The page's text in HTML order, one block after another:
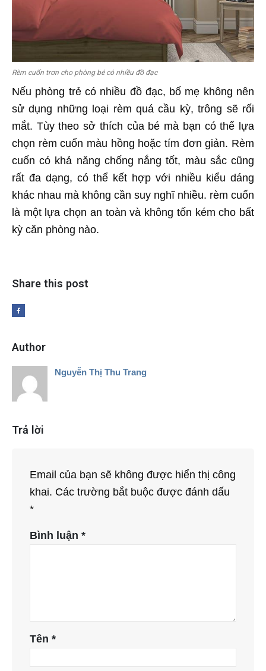
Rèm cuốn trơn cho phòng bé có nhiều đồ đạc
Nếu phòng trẻ có nhiều đồ đạc, bố mẹ không nên
sử dụng những loại rèm quá cầu kỳ, trông sẽ rối
mắt. Tùy theo sở thích của bé mà bạn có thể lựa
chọn rèm cuốn màu hồng hoặc tím đơn giản. Rèm
cuốn có khả năng chống nắng tốt, màu sắc cũng
rất đa dạng, có thể kết hợp với nhiều kiểu dáng
khác nhau mà không cần suy nghĩ nhiều. rèm cuốn
là một lựa chọn an toàn và không tốn kém cho bất
kỳ căn phòng nào.
Share this post
Author
Nguyễn Thị Thu Trang
Trả lời
Email của bạn sẽ không được hiển thị công
khai. Các trường bắt buộc được đánh dấu
*
Bình luận *
Tên *